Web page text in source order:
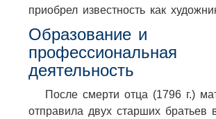
приобрел известность как
Образование и
профессиональная
деятельность
После смерти отца (1796 г.)
отправила двух старших братьев